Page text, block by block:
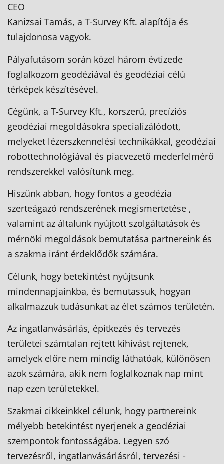
CEO
Kanizsai Tamás, a T-Survey Kft. alapítója és
tulajdonosa vagyok.
Pályafutásom során közel három évtizede
foglalkozom geodéziával és geodéziai célú
térképek készítésével.
Cégünk, a T-Survey Kft., korszerű, precíziós
geodéziai megoldásokra specializálódott,
melyeket lézerszkennelési technikákkal, geodéziai
robottechnológiával és piacvezető mederfelmérő
rendszerekkel valósítunk meg.
Hiszünk abban, hogy fontos a geodézia
szerteágazó rendszerének megismertetése ,
valamint az általunk nyújtott szolgáltatások és
mérnöki megoldások bemutatása partnereink és
a szakma iránt érdeklődők számára.
Célunk, hogy betekintést nyújtsunk
mindennapjainkba, és bemutassuk, hogyan
alkalmazzuk tudásunkat az élet számos területén.
Az ingatlanvásárlás, építkezés és tervezés
területei számtalan rejtett kihívást rejtenek,
amelyek előre nem mindig láthatóak, különösen
azok számára, akik nem foglalkoznak nap mint
nap ezen területekkel.
Szakmai cikkeinkkel célunk, hogy partnereink
mélyebb betekintést nyerjenek a geodéziai
szempontok fontosságába. Legyen szó
tervezésről, ingatlanvásárlásról, tervezési -